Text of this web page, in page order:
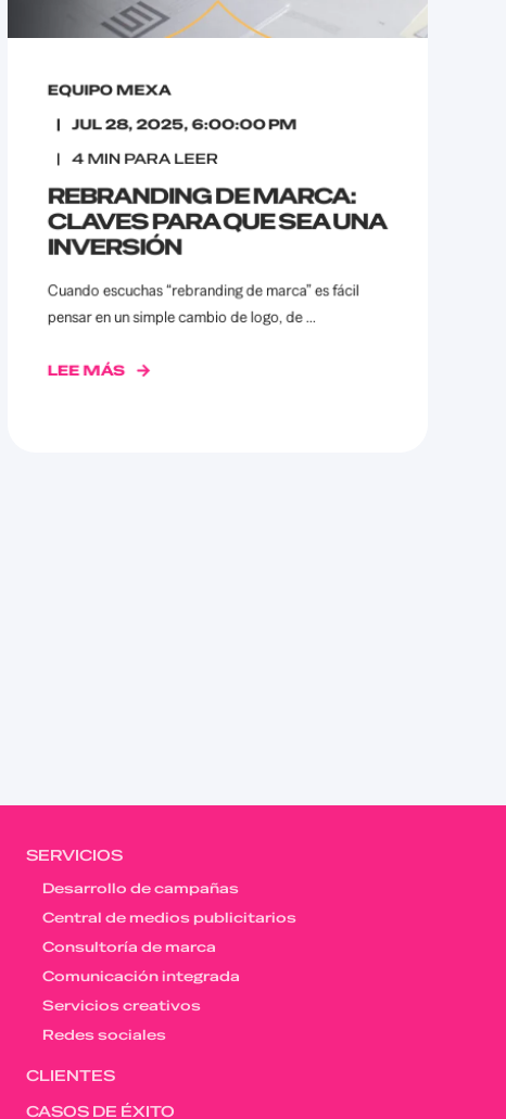
EQUIPO MEXA
JUL 28, 2025, 6:00:00 PM
4MIN PARA LEER
REBRANDING DE MARCA:
CLAVES PARA QUE SEA UNA
INVERSIÓN
Cuando escuchas “rebranding de marca” es fácil
pensar en un simple cambio de logo, de ...
LEE MÁS
SERVICIOS
Desarrollo de campañas
Central de medios publicitarios
Consultoría de marca
Comunicación integrada
Servicios creativos
Redes sociales
CLIENTES
CASOS DE ÉXITO